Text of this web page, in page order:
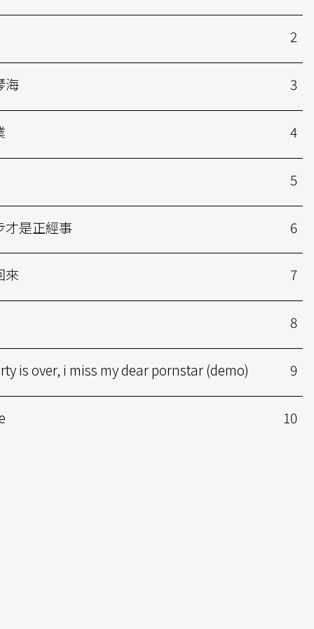
2
海 3
4
5
才是正經事 6
來 7
8
is over, i miss my dear pornstar (demo) 9
10